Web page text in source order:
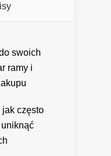
swoich
ramy i
jak często